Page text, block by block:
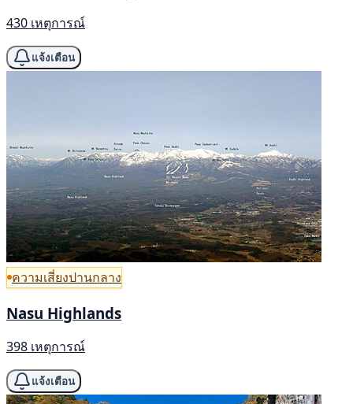
430 เหตุการณ์
แจ้งเตือน
ความเสี่ยงปานกลาง
Nasu Highlands
398 เหตุการณ์
แจ้งเตือน